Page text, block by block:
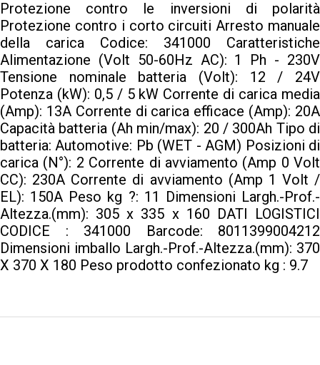
Protezione contro le inversioni di polarità
Protezione contro i corto circuiti Arresto manuale
della carica Codice: 341000 Caratteristiche
Alimentazione (Volt 50-60Hz AC): 1 Ph - 230V
Tensione nominale batteria (Volt): 12 / 24V
Potenza (kW): 0,5 / 5 kW Corrente di carica media
(Amp): 13A Corrente di carica efficace (Amp): 20A
Capacità batteria (Ah min/max): 20 / 300Ah Tipo di
batteria: Automotive: Pb (WET - AGM) Posizioni di
carica (N°): 2 Corrente di avviamento (Amp 0 Volt
CC): 230A Corrente di avviamento (Amp 1 Volt /
EL): 150A Peso kg ?: 11 Dimensioni Largh.-Prof.-
Altezza.(mm): 305 x 335 x 160 DATI LOGISTICI
CODICE : 341000 Barcode: 8011399004212
Dimensioni imballo Largh.-Prof.-Altezza.(mm): 370
X 370 X 180 Peso prodotto confezionato kg : 9.7